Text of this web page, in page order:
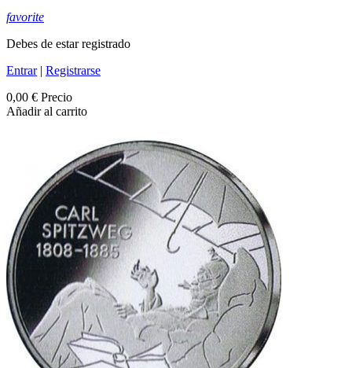
favorite
Debes de estar registrado
Entrar| Registrarse
0,00 € Precio
Añadir al carrito